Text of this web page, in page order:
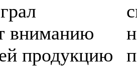
вниманию
продукцию